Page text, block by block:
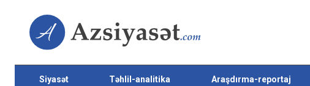
Siyasət Təhlil-analitika Araşdırma-reportaj